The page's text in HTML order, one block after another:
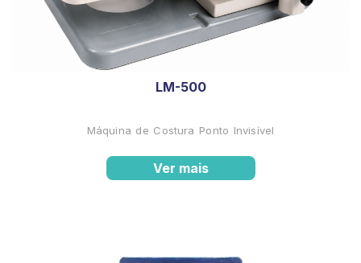
LM-500
Máquina de Costura Ponto Invisível
Ver mais